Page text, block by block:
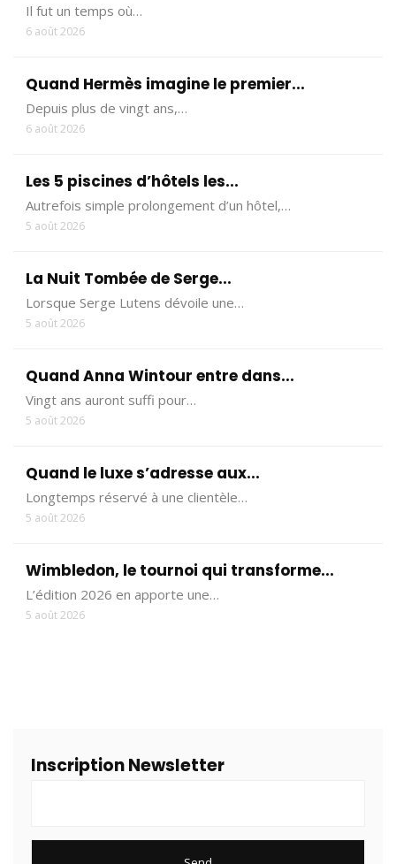
Il fut un temps où…
6 août 2026
Quand Hermès imagine le premier...
Depuis plus de vingt ans,…
6 août 2026
Les 5 piscines d’hôtels les...
Autrefois simple prolongement d’un hôtel,…
5 août 2026
La Nuit Tombée de Serge...
Lorsque Serge Lutens dévoile une…
5 août 2026
Quand Anna Wintour entre dans...
Vingt ans auront suffi pour…
5 août 2026
Quand le luxe s’adresse aux...
Longtemps réservé à une clientèle…
5 août 2026
Wimbledon, le tournoi qui transforme...
L’édition 2026 en apporte une…
5 août 2026
Inscription Newsletter